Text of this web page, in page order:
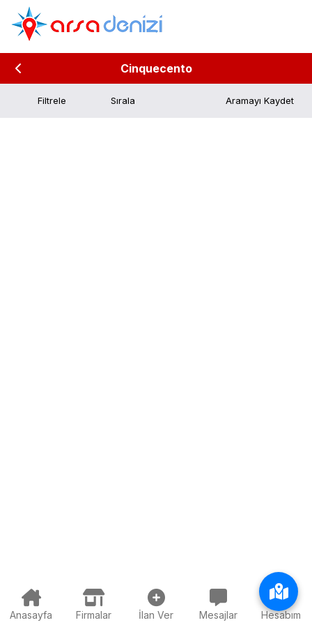
Cinquecento
Filtrele Aramayı Kaydet
Anasayfa Firmalar İlan Ver Mesajlar Hesabım